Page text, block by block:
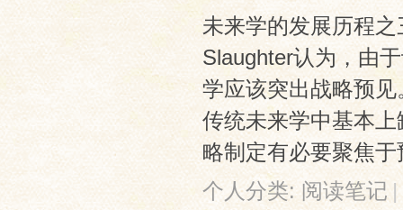
未来学的发展历程
Slaughter认为，由
学应该突出战略预
传统未来学中基本
略制定有必要聚焦
个人分类: 阅读笔记 |